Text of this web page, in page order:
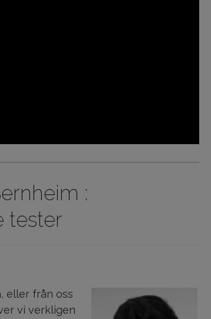
:
tester
eller från oss
vi verkligen